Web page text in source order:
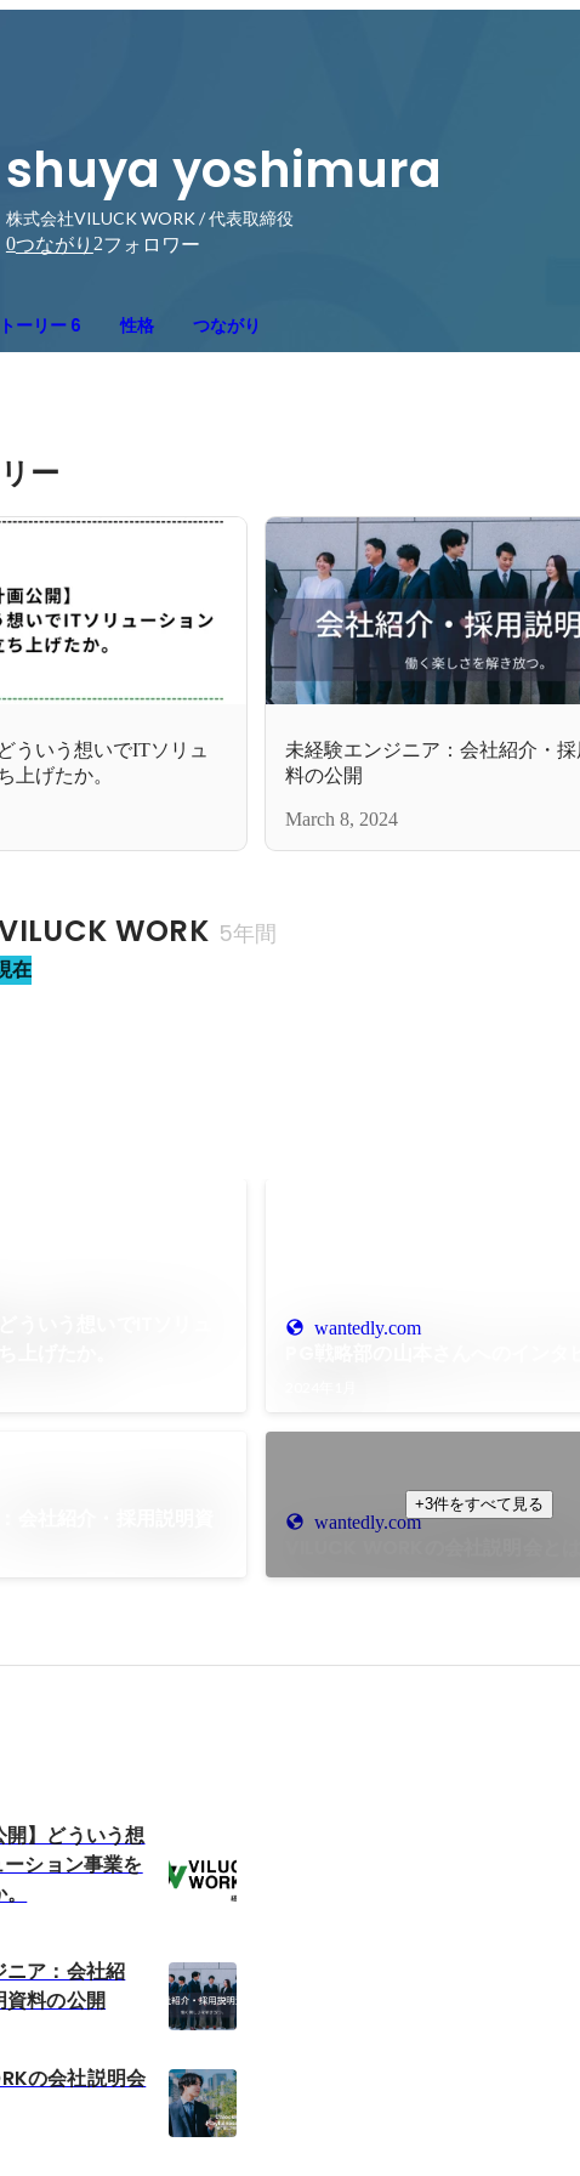
shuya yoshimura
株式会社VILUCK WORK / 代表取締役
0つながり 2フォロワー
ーリー 6 性格 つながり
ー
ういう想いでITソリュ
上げたか。
未経験エンジニア：会社紹介・
料の公開
March 8, 2024
WORK 5年間
在
wantedly.com
wantedly.com
+3件をすべて見る
開】どういう想
ション事業を
ア：会社紹
資料の公開
の会社説明会